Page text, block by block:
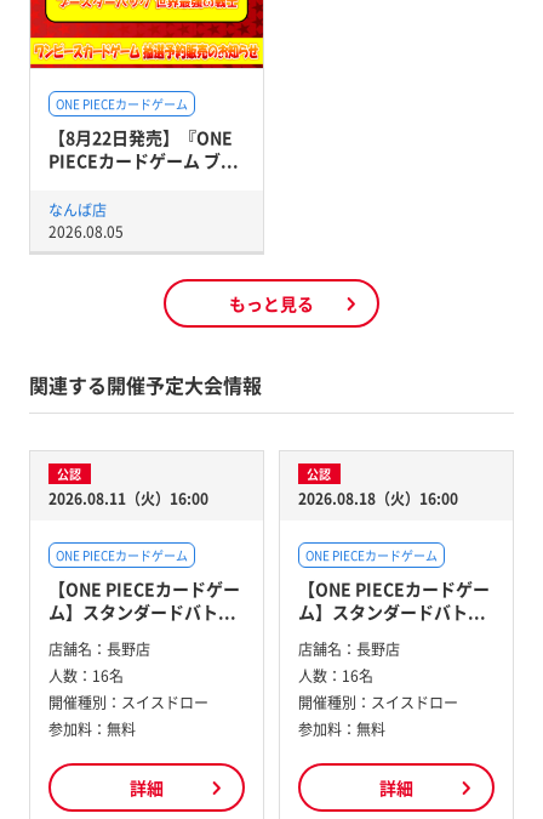
ONE PIECEカードゲーム
【8月22日発売】『ONE
PIECEカードゲーム ブ...
なんば店
2026.08.05
もっと見る
関連する開催予定大会情報
公認
2026.08.11（火）16:00
ONE PIECEカードゲーム
【ONE PIECEカードゲー
ム】スタンダードバト...
店舗名： 長野店
人数： 16名
開催種別： スイスドロー
参加料： 無料
詳細
公認
2026.08.18（火）16:00
ONE PIECEカードゲーム
【ONE PIECEカードゲー
ム】スタンダードバト...
店舗名： 長野店
人数： 16名
開催種別： スイスドロー
参加料： 無料
詳細